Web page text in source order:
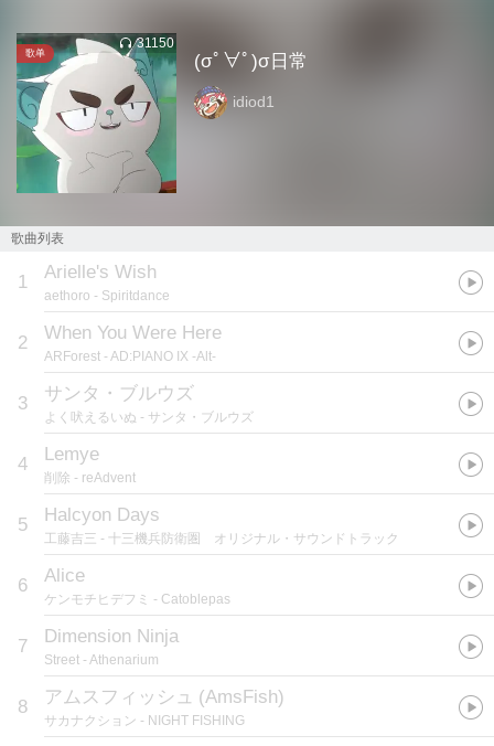
歌单
31150
(σﾟ∀ﾟ)σ日常
idiod1
歌曲列表
1 Arielle's Wish
aethoro - Spiritdance
2 When You Were Here
ARForest - AD:PIANO IX -Alt-
3 サンタ・ブルウズ
よく吠えるいぬ - サンタ・ブルウズ
4 Lemye
削除 - reAdvent
5 Halcyon Days
工藤吉三 - 十三機兵防衛圏 オリジナル・サウンドトラック
6 Alice
ケンモチヒデフミ - Catoblepas
7 Dimension Ninja
Street - Athenarium
8 アムスフィッシュ (AmsFish)
サカナクション - NIGHT FISHING